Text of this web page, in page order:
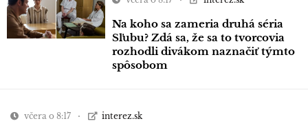
Na koho sa zameria druhá séria
Sľubu? Zdá sa, že sa to tvorcovia
rozhodli divákom naznačiť týmto
spôsobom
včera o 8:17 interez.sk